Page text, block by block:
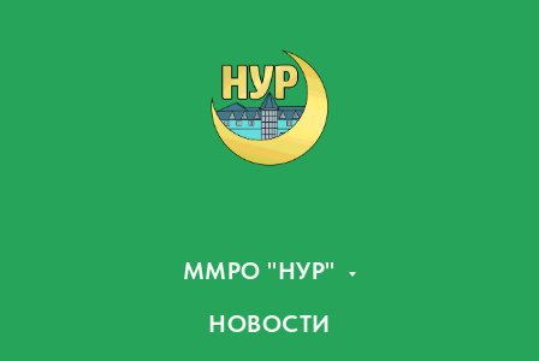
ММРО "НУР"
НОВОСТИ